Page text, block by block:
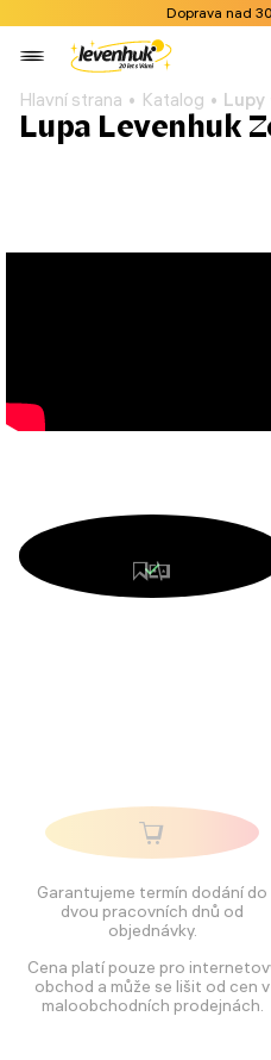
Doprava nad
Hlavní strana Katalog Lupy
Lupa Levenhuk
Garantujeme termín dodání do
dvou pracovních dnů od
objednávky.
Cena platí pouze pro
obchod a může se lišit od cen v
maloobchodních prodejnách.